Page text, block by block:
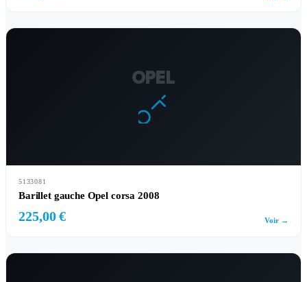
OPEL
5133081
Barillet gauche Opel corsa 2008
225,00 € Voir →